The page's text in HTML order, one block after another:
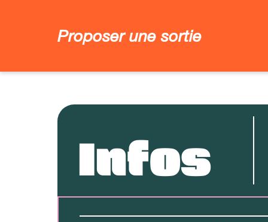
Proposer une sortie
Infos